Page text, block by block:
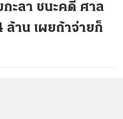
ะลา ชนะคดี ศาล
ล้าน เผยถ้าจ่ายก็